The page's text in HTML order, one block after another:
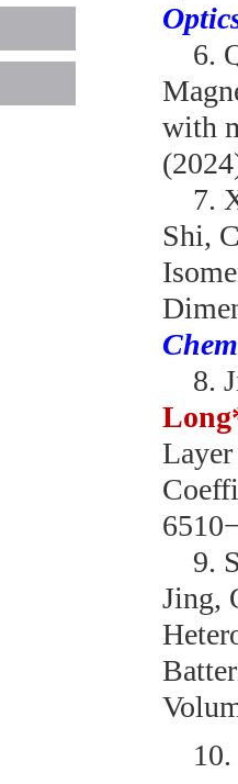
6.
with
7.
Shi,
8.
6510
9.
Jing,
10.